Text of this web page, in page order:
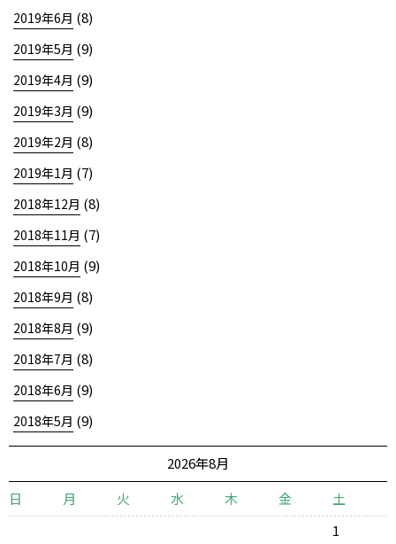
2019年6月 (8)
2019年5月 (9)
2019年4月 (9)
2019年3月 (9)
2019年2月 (8)
2019年1月 (7)
2018年12月 (8)
2018年11月 (7)
2018年10月 (9)
2018年9月 (8)
2018年8月 (9)
2018年7月 (8)
2018年6月 (9)
2018年5月 (9)
2026年8月
日
月 火 水 木 金
土
1